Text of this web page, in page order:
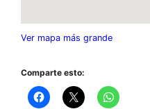
Ver mapa más grande
Comparte esto: